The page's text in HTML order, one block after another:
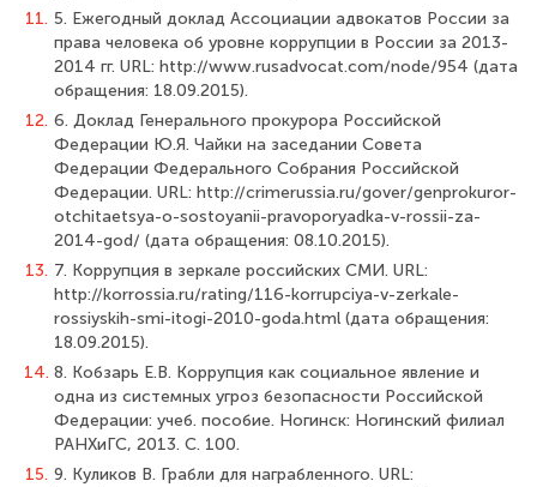
11. 5. Ежегодный доклад Ассоциации адвокатов России за
права человека об уров­не коррупции в России за 2013-
2014 гг. URL: http://www.rusadvocat.com/node/954 (дата
обращения: 18.09.2015).
12. 6. Доклад Генерального прокурора Российской
Федерации Ю.Я. Чайки на за­седании Совета
Федерации Федерального Собрания Российской
Федерации. URL: http://crimerussia.ru/gover/genprokuror-
otchitaetsya-o-sostoyanii-pravoporyadka-v-rossii-za-
2014-god/ (дата обращения: 08.10.2015).
13. 7. Коррупция в зеркале российских СМИ. URL:
http://korrossia.ru/rating/116-korrupciya-v-zerkale-
rossiyskih-smi-itogi-2010-goda.html (дата обращения:
18.09.2015).
14. 8. Кобзарь Е.В. Коррупция как социальное явление и
одна из системных угроз безопасности Российской
Федерации: учеб. пособие. Ногинск: Ногинский филиал
РАНХиГС, 2013. С. 100.
15. 9. Куликов В. Грабли для награбленного. URL: